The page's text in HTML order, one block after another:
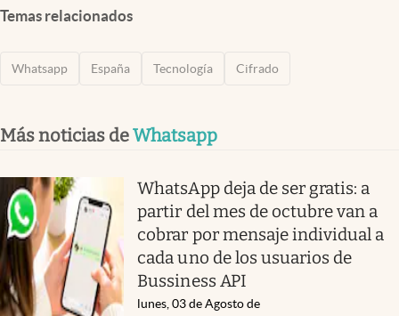
Temas relacionados
Whatsapp España Tecnología Cifrado
Más noticias deWhatsapp
WhatsApp deja de ser gratis: a
partir del mes de octubre van a
cobrar por mensaje individual a
cada uno de los usuarios de
Bussiness API
lunes, 03 de Agosto de